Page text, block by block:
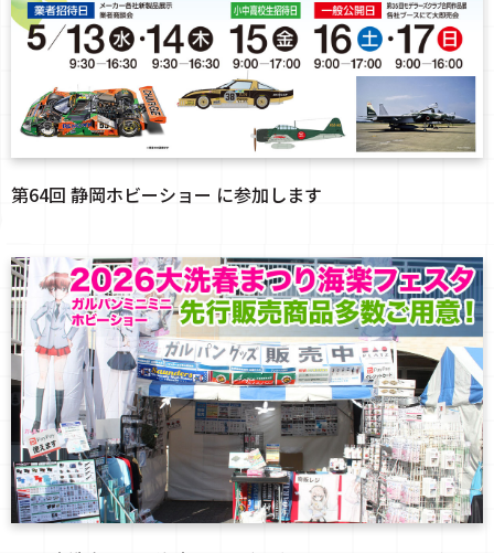
第64回 静岡ホビーショー に参加します